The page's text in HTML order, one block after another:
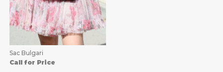
Sac Bulgari
Call for Price